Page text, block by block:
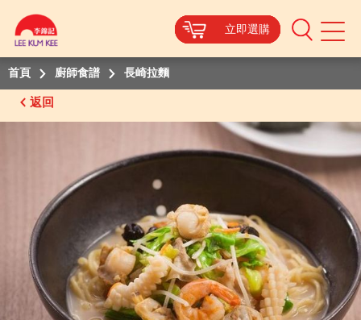
立即選購
Mobile
立即選購
立即選購
立即選購
立即選購
首頁 廚師食譜 長崎拉麵
返回